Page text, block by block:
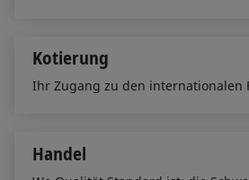
Kotierung
Ihr Zugang zu den internationalen
Handel